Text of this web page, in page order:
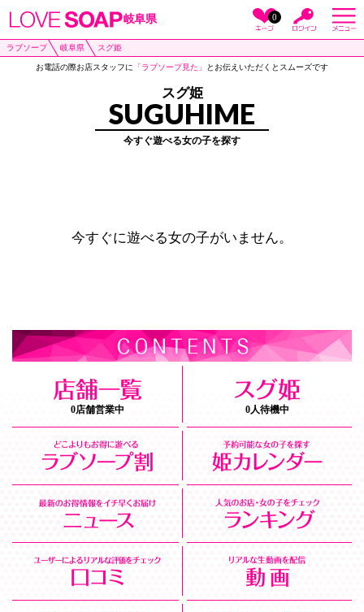
岐阜県 0
ラブソープ 岐阜県 スグ姫
お電話の際お店スタッフに 「ラブソープ見た」 とお伝えいただくとスムーズです
スグ姫
SUGUHIME
今すぐ遊べる女の子を探す
今すぐに遊べる女の子がいません。
0店舗営業中 0人待機中